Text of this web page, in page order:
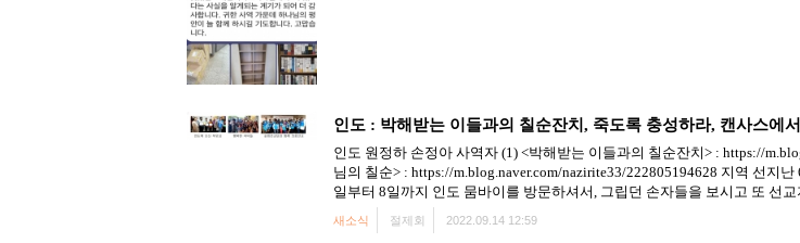
인도 : 박해받는 이들과의 칠순잔치, 죽도록 충성하라, 캔사스에
인도 원정하 손정아 사역자 (1) <박해받는 이들과의 칠순잔치> : https://
님의 칠순> : https://m.blog.naver.com/nazirite33/222805194628 지역 선지
일부터 8일까지 인도 뭄바이를 방문하셔서, 그립던 손자들을 보시고 또 선
새소식 절제회 2022.09.14 12:59